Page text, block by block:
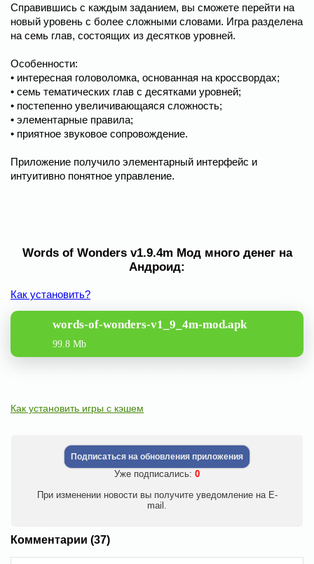
Справившись с каждым заданием, вы сможете перейти на
новый уровень с более сложными словами. Игра разделена
на семь глав, состоящих из десятков уровней.
Особенности:
• интересная головоломка, основанная на кроссвордах;
• семь тематических глав с десятками уровней;
• постепенно увеличивающаяся сложность;
• элементарные правила;
• приятное звуковое сопровождение.
Приложение получило элементарный интерфейс и
интуитивно понятное управление.
Words of Wonders v1.9.4m Мод много денег на
Андроид:
Как установить?
words-of-wonders-v1_9_4m-mod.apk
99.8 Mb
Как установить игры с кэшем
Подписаться на обновления приложения
Уже подписались: 0
При изменении новости вы получите уведомление на E-
mail.
Комментарии (37)